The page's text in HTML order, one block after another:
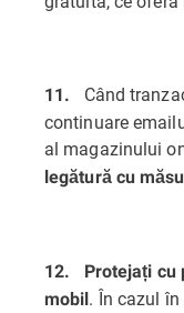
11. Când
continuare
al magazinului
legătură cu
12. Protejați cu
mobil. În cazul